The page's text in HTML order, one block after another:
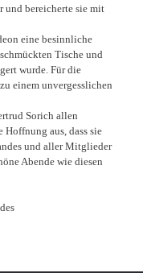
und bereicherte sie mit
eine besinnliche
Tische und
wurde. Für die
einem unvergesslichen
Sorich allen
aus, dass sie
und aller Mitglieder
Abende wie diesen